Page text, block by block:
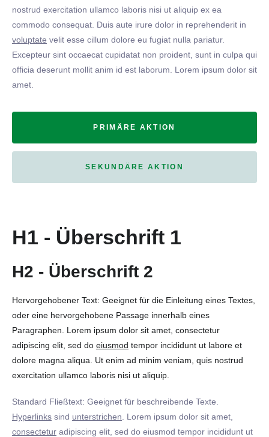
nostrud exercitation ullamco laboris nisi ut aliquip ex ea
commodo consequat. Duis aute irure dolor in reprehenderit in
voluptate velit esse cillum dolore eu fugiat nulla pariatur.
Excepteur sint occaecat cupidatat non proident, sunt in culpa qui
officia deserunt mollit anim id est laborum. Lorem ipsum dolor sit
amet.
PRIMÄRE AKTION
SEKUNDÄRE AKTION
H1 - Überschrift 1
H2 - Überschrift 2
Hervorgehobener Text: Geeignet für die Einleitung eines Textes,
oder eine hervorgehobene Passage innerhalb eines
Paragraphen. Lorem ipsum dolor sit amet, consectetur
adipiscing elit, sed do eiusmod tempor incididunt ut labore et
dolore magna aliqua. Ut enim ad minim veniam, quis nostrud
exercitation ullamco laboris nisi ut aliquip.
Standard Fließtext: Geeignet für beschreibende Texte.
Hyperlinks sind unterstrichen . Lorem ipsum dolor sit amet,
consectetur adipiscing elit, sed do eiusmod tempor incididunt ut